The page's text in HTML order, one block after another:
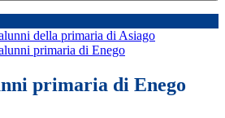
della primaria di Asiago
primaria di Enego
primaria di Enego